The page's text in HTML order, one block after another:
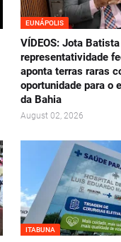
EUNÁPOLIS
VÍDEOS: Jota
representatividade
aponta terras raras
oportunidade para o
da Bahia
August 02, 2026
ITABUNA